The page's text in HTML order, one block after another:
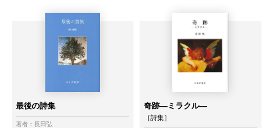
最後の詩集
著者： 長田弘
奇跡―ミラクル―
［詩集］